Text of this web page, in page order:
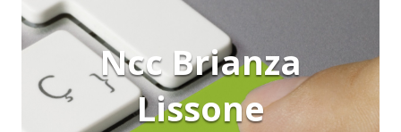
Ncc Brianza
Lissone